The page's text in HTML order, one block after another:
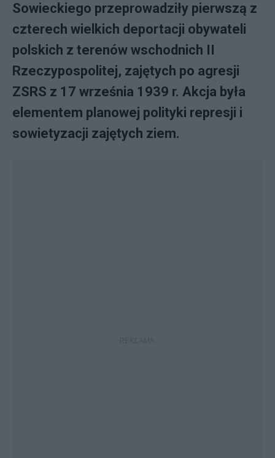
Sowieckiego przeprowadziły pierwszą z
czterech wielkich deportacji obywateli
polskich z terenów wschodnich II
Rzeczypospolitej, zajętych po agresji
ZSRS z 17 września 1939 r. Akcja była
elementem planowej polityki represji i
sowietyzacji zajętych ziem.